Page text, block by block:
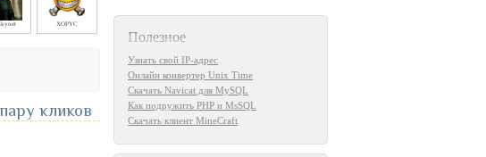
XOPYC
кликов
Полезное
Узнать свой IP-адрес
Онлайн конвертер Unix Time
Скачать Navicat для MySQL
Как подружить PHP и MsSQL
Скачать клиент MineCraft